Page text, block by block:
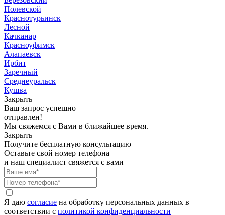
Полевской
Краснотурьинск
Лесной
Качканар
Красноуфимск
Алапаевск
Ирбит
Заречный
Среднеуральск
Кушва
Закрыть
Ваш запрос успешно
отправлен!
Мы свяжемся с Вами в ближайшее время.
Закрыть
Получите бесплатную консультацию
Оставьте свой номер телефона
и наш специалист свяжется с вами
Я даю согласие на обработку персональных данных в
соответствии с политикой конфиденциальности